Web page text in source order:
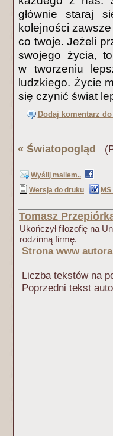
głównie staraj
kolejności
co twoje. Jeżeli
swojego życia,
w tworzeniu
ludzkiego. Życie
się czynić świat
Dodaj komentarz
« Światopogląd
Wyślij mailem..
Wersja do druku
Tomasz
Ukończył filozofię na
rodzinną firmę.
Strona www autora
Liczba tekstów na
Poprzedni tekst